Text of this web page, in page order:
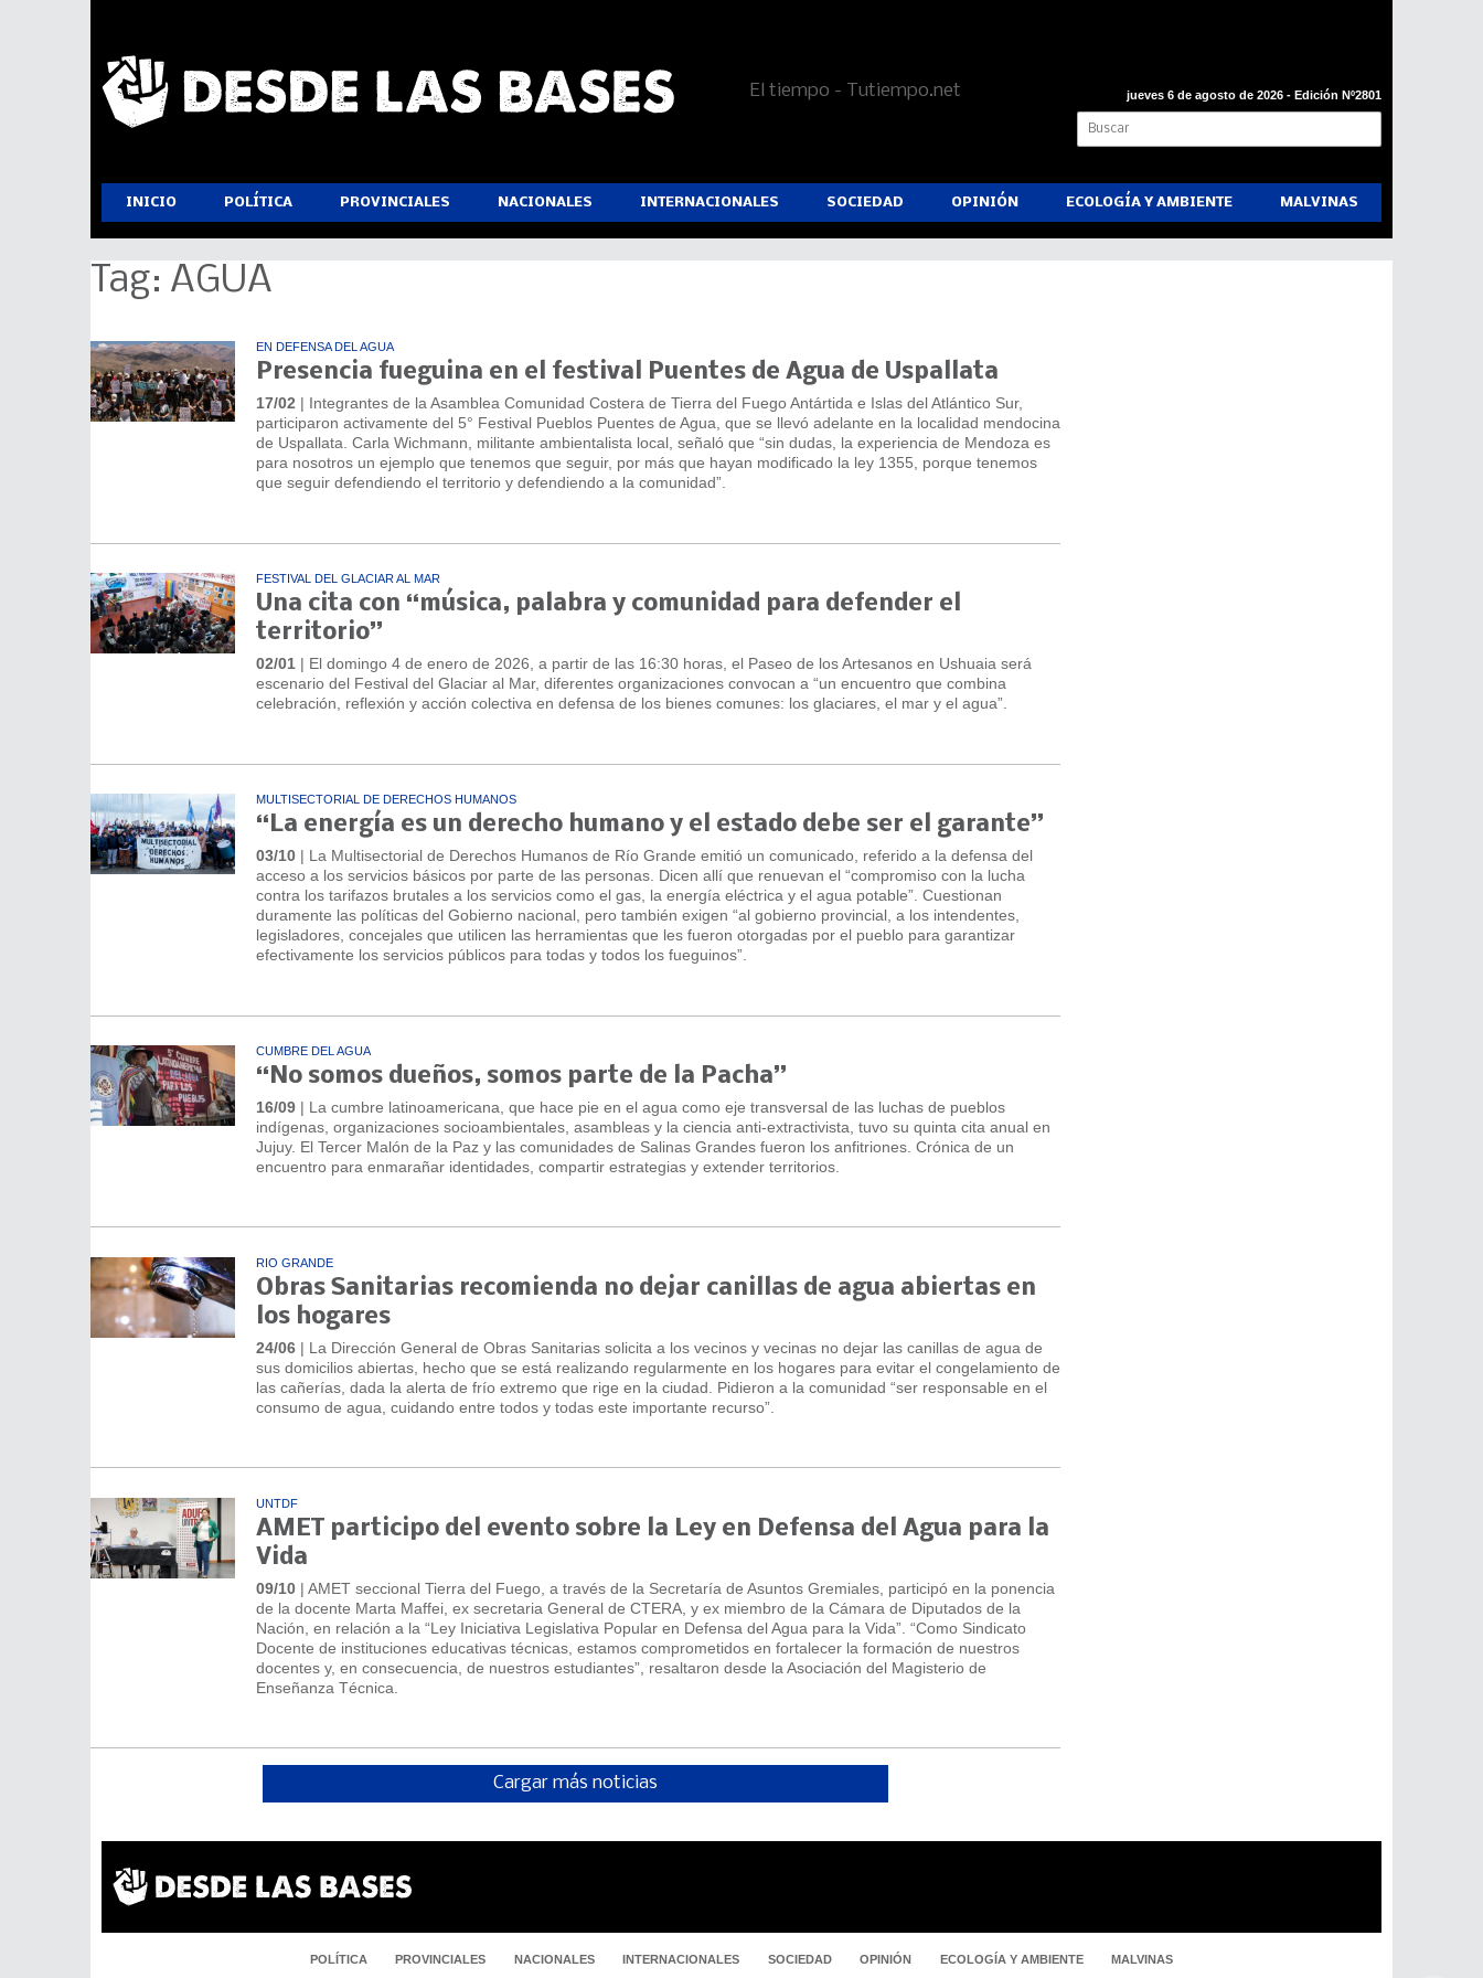
El tiempo - Tutiempo.net jueves 6 de agosto de 2026 - Edición Nº2801
INICIO POLÍTICA PROVINCIALES NACIONALES INTERNACIONALES SOCIEDAD OPINIÓN ECOLOGÍA Y AMBIENTE MALVINAS
Tag: AGUA
EN DEFENSA DEL AGUA
Presencia fueguina en el festival Puentes de Agua de Uspallata
17/02| Integrantes de la Asamblea Comunidad Costera de Tierra del Fuego Antártida e Islas del Atlántico Sur,
participaron activamente del 5° Festival Pueblos Puentes de Agua, que se llevó adelante en la localidad mendocina
de Uspallata. Carla Wichmann, militante ambientalista local, señaló que “sin dudas, la experiencia de Mendoza es
para nosotros un ejemplo que tenemos que seguir, por más que hayan modificado la ley 1355, porque tenemos
que seguir defendiendo el territorio y defendiendo a la comunidad”.
FESTIVAL DEL GLACIAR AL MAR
Una cita con “música, palabra y comunidad para defender el
territorio”
02/01| El domingo 4 de enero de 2026, a partir de las 16:30 horas, el Paseo de los Artesanos en Ushuaia será
escenario del Festival del Glaciar al Mar, diferentes organizaciones convocan a “un encuentro que combina
celebración, reflexión y acción colectiva en defensa de los bienes comunes: los glaciares, el mar y el agua”.
MULTISECTORIAL DE DERECHOS HUMANOS
“La energía es un derecho humano y el estado debe ser el garante”
03/10| La Multisectorial de Derechos Humanos de Río Grande emitió un comunicado, referido a la defensa del
acceso a los servicios básicos por parte de las personas. Dicen allí que renuevan el “compromiso con la lucha
contra los tarifazos brutales a los servicios como el gas, la energía eléctrica y el agua potable”. Cuestionan
duramente las políticas del Gobierno nacional, pero también exigen “al gobierno provincial, a los intendentes,
legisladores, concejales que utilicen las herramientas que les fueron otorgadas por el pueblo para garantizar
efectivamente los servicios públicos para todas y todos los fueguinos”.
CUMBRE DEL AGUA
“No somos dueños, somos parte de la Pacha”
16/09| La cumbre latinoamericana, que hace pie en el agua como eje transversal de las luchas de pueblos
indígenas, organizaciones socioambientales, asambleas y la ciencia anti-extractivista, tuvo su quinta cita anual en
Jujuy. El Tercer Malón de la Paz y las comunidades de Salinas Grandes fueron los anfitriones. Crónica de un
encuentro para enmarañar identidades, compartir estrategias y extender territorios.
RIO GRANDE
Obras Sanitarias recomienda no dejar canillas de agua abiertas en
los hogares
24/06| La Dirección General de Obras Sanitarias solicita a los vecinos y vecinas no dejar las canillas de agua de
sus domicilios abiertas, hecho que se está realizando regularmente en los hogares para evitar el congelamiento de
las cañerías, dada la alerta de frío extremo que rige en la ciudad. Pidieron a la comunidad “ser responsable en el
consumo de agua, cuidando entre todos y todas este importante recurso”.
UNTDF
AMET participo del evento sobre la Ley en Defensa del Agua para la
Vida
09/10| AMET seccional Tierra del Fuego, a través de la Secretaría de Asuntos Gremiales, participó en la ponencia
de la docente Marta Maffei, ex secretaria General de CTERA, y ex miembro de la Cámara de Diputados de la
Nación, en relación a la “Ley Iniciativa Legislativa Popular en Defensa del Agua para la Vida”. “Como Sindicato
Docente de instituciones educativas técnicas, estamos comprometidos en fortalecer la formación de nuestros
docentes y, en consecuencia, de nuestros estudiantes”, resaltaron desde la Asociación del Magisterio de
Enseñanza Técnica.
Cargar más noticias
POLÍTICA PROVINCIALES NACIONALES INTERNACIONALES SOCIEDAD OPINIÓN ECOLOGÍA Y AMBIENTE MALVINAS